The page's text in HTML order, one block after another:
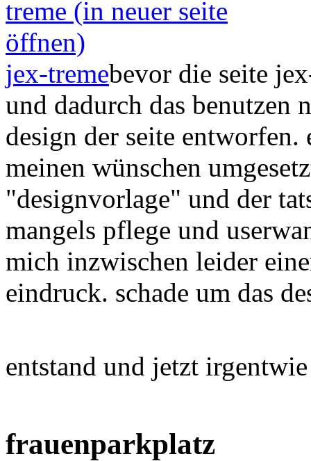
jex-tremebevor die seite
und dadurch das benutzen
design der seite
meinen wünschen
"designvorlage" und der
mangels pflege und
mich inzwischen leider
eindruck. schade um das
entstand und jetzt
frauenparkplatz